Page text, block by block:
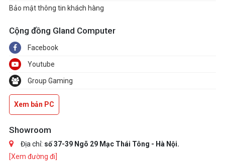
Bảo mật thông tin khách hàng
Cộng đồng Gland Computer
Facebook
Youtube
Group Gaming
Xem bản PC
Showroom
Địa chỉ: số 37-39 Ngõ 29 Mạc Thái Tông - Hà Nội.
[Xem đường đi]